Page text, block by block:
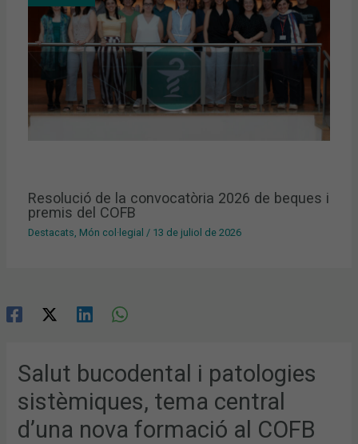
Salut bucodental i patologies
sistèmiques, tema central
d’una nova formació al COFB
Resolució de la convocatòria 2026 de beques i
premis del COFB
Destacats, Món col·legial / 13 de juliol de 2026